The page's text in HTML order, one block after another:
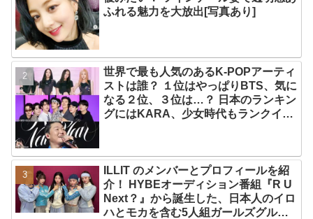
ふれる魅力を大放出[写真あり]
世界で最も人気のあるK-POPアーティ
ストは誰？ １位はやっぱりBTS、気に
なる２位、３位は…？ 日本のランキン
グにはKARA、少女時代もランクイ
ILLIT のメンバーとプロフィールを紹
介！ HYBEオーディション番組『R U
Next？』から誕生した、日本人のイロ
ハとモカを含む5人組ガールズグルー